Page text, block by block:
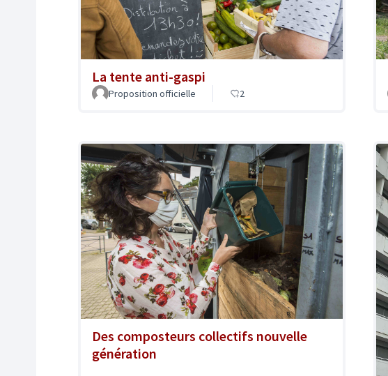
La tente anti-gaspi
Proposition officielle 2
Des composteurs collectifs nouvelle
génération